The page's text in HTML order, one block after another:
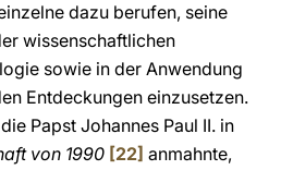
dazu berufen, seine
wissenschaftlichen
sowie in der Anwendung
Entdeckungen einzusetzen.
Papst Johannes Paul II. in
von 1990 [22] anmahnte,